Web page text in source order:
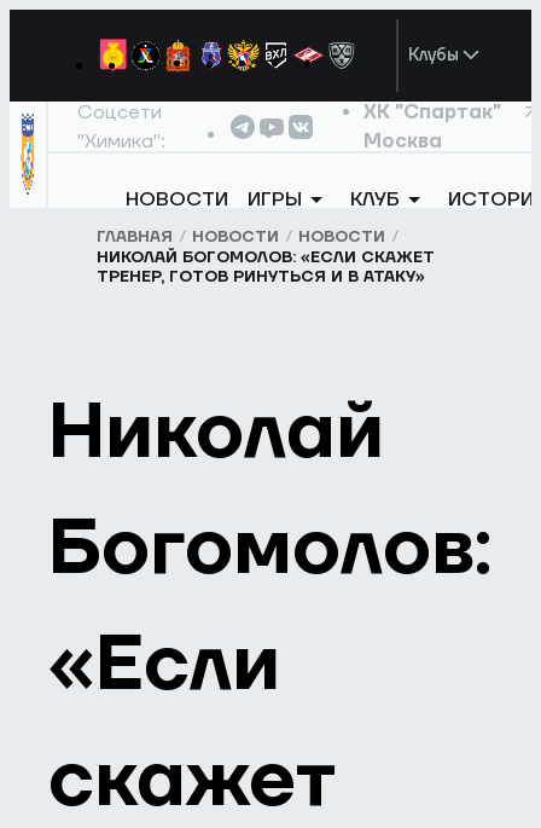
Клубы
Соцсети
"Химика":
ХК "Спартак"
Москва
НОВОСТИ ИГРЫ КЛУБ
ГЛАВНАЯ НОВОСТИ
НОВОСТИ
НИКОЛАЙ БОГОМОЛОВ: «ЕСЛИ СКАЖЕТ
ТРЕНЕР, ГОТОВ РИНУТЬСЯ И В АТАКУ»
Николай
Богомолов:
«Если
скажет